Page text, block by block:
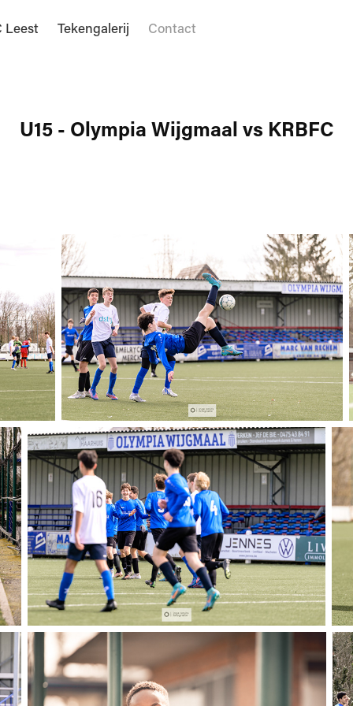
Leest Tekengalerij Contact
U15 - Olympia Wijgmaal vs KRBFC